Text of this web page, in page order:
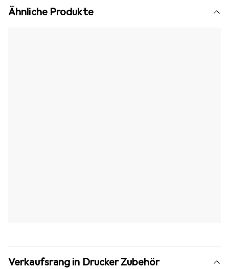
Ähnliche Produkte
Verkaufsrang in Drucker Zubehör